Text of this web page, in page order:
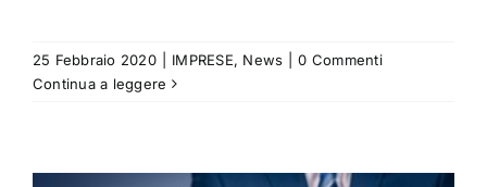
25 Febbraio 2020 IMPRESE, News
0 Commenti
Continua a leggere